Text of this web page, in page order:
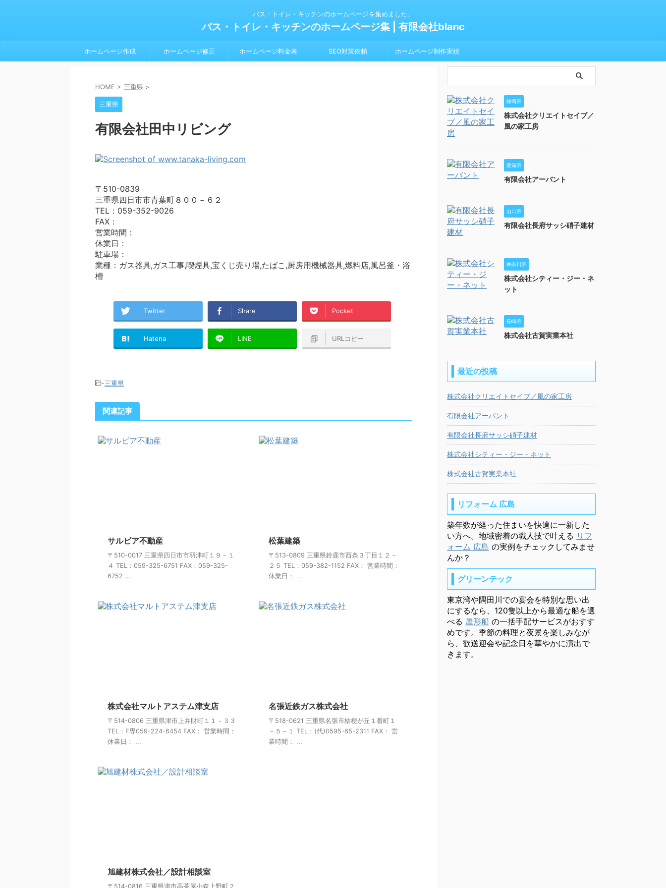
バス・トイレ・キッチンのホームページを集めました。
バス・トイレ・キッチンのホームページ集 | 有限会社blanc
ホームページ作成 ホームページ修正 ホームページ料金表 SEO対策依頼 ホームページ制作実績
HOME > 三重県 >
三重県
有限会社田中リビング
〒510-0839
三重県四日市市青葉町８００－６２
TEL：059-352-9026
FAX：
営業時間：
休業日：
駐車場：
業種：ガス器具,ガス工事,喫煙具,宝くじ売り場,たばこ,厨房用機械器具,燃料店,風呂釜・浴
槽
Twitter Share Pocket
Hatena LINE URLコピー
-三重県
関連記事
サルビア不動産
〒510-0017 三重県四日市市羽津町１９－１
４ TEL：059-325-6751 FAX：059-325-
6752 ...
松葉建築
〒513-0809 三重県鈴鹿市西条３丁目１２－
２５ TEL：059-382-1152 FAX： 営業時間：
休業日： ...
株式会社マルトアステム津支店
〒514-0806 三重県津市上弁財町１１－３３
TEL：F専059-224-6454 FAX： 営業時間：
休業日： ...
名張近鉄ガス株式会社
〒518-0621 三重県名張市桔梗が丘１番町１
－５－１ TEL：(代)0595-65-2311 FAX： 営
業時間： ...
旭建材株式会社／設計相談室
〒514-0816 三重県津市高茶屋小森上野町２
静岡県
株式会社クリエイトセイブ／
風の家工房
愛知県
有限会社アーバント
山口県
有限会社長府サッシ硝子建材
神奈川県
株式会社シティー・ジー・ネ
ット
長崎県
株式会社古賀実業本社
最近の投稿
株式会社クリエイトセイブ／風の家工房
有限会社アーバント
有限会社長府サッシ硝子建材
株式会社シティー・ジー・ネット
株式会社古賀実業本社
リフォーム 広島
築年数が経った住まいを快適に一新した
い方へ。地域密着の職人技で叶える リフ
ォーム 広島 の実例をチェックしてみませ
んか？
グリーンテック
東京湾や隅田川での宴会を特別な思い出
にするなら、120隻以上から最適な船を選
べる 屋形船 の一括手配サービスがおすす
めです。季節の料理と夜景を楽しみなが
ら、歓送迎会や記念日を華やかに演出で
きます。